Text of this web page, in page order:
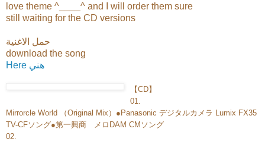
love theme ^____^ and I will order them sure
still waiting for the CD versions
حمل الاغنية
download the song
Here هني
【CD】
01.
Mirrorcle World （Original Mix）●Panasonic デジタルカメラ Lumix FX35
TV-CFソング●第一興商 メロDAM CMソング
02.